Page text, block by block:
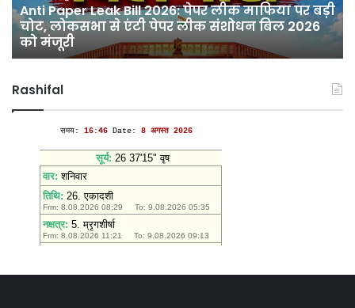
के
प्रथम
दिन
झंडेवाला
मंदिर
में
1 week ago
Sawan 2026: गुरु पूर्णिमा और श्रावण मास के प्रथम
दिन झंडेवाला देवी मंदिर में उमड़ी आस्था
Rashifal